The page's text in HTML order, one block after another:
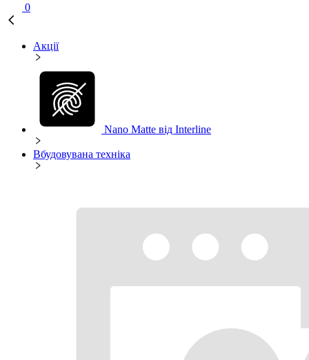
0
Акції
Nano Matte від Interline
Вбудовувана техніка